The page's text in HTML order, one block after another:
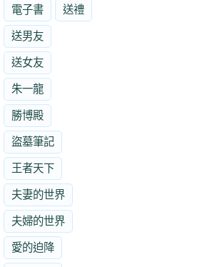
電子書 送禮
送男友
送女友
朱一龍
勝博殿
盜墓筆記
王者天下
夫妻的世界
夫婦的世界
愛的迫降